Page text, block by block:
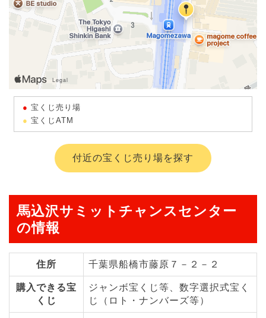
宝くじ売り場
宝くじATM
付近の宝くじ売り場を探す
馬込沢サミットチャンスセンター
の情報
住所 千葉県船橋市藤原７－２－２
購入できる宝
くじ
ジャンボ宝くじ等、数字選択式宝く
じ（ロト・ナンバーズ等）